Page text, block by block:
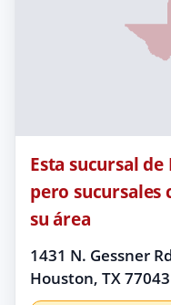
Esta sucursal
pero sucursales
su área
1431 N. Gessner
Houston, TX 77043